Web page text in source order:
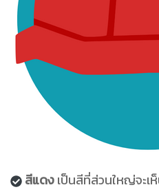
สีแดงเป็นสีที่ส่วนใหญ่จะ